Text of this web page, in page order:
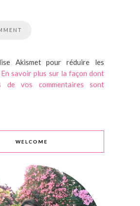
Akismet pour réduire les
En savoir plus sur la façon dont
de vos commentaires sont
WELCOME